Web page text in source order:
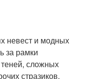
невест и модных
за рамки
сложных
стразиков.